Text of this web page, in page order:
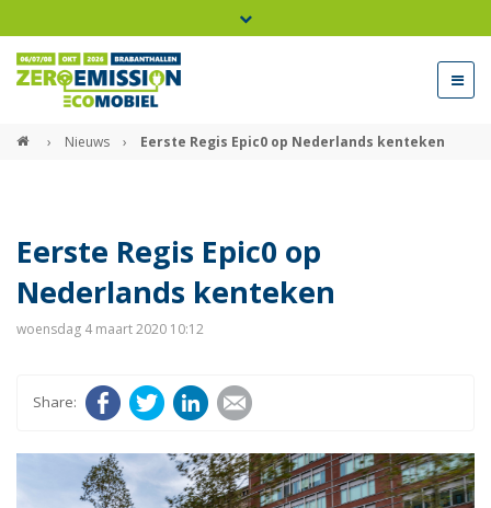
Bel ons voor info 0294 - 74 50 70
› Nieuws › Eerste Regis Epic0 op Nederlands kenteken
Eerste Regis Epic0 op
Nederlands kenteken
woensdag 4 maart 2020 10:12
FacebookTwitter LinkedIn